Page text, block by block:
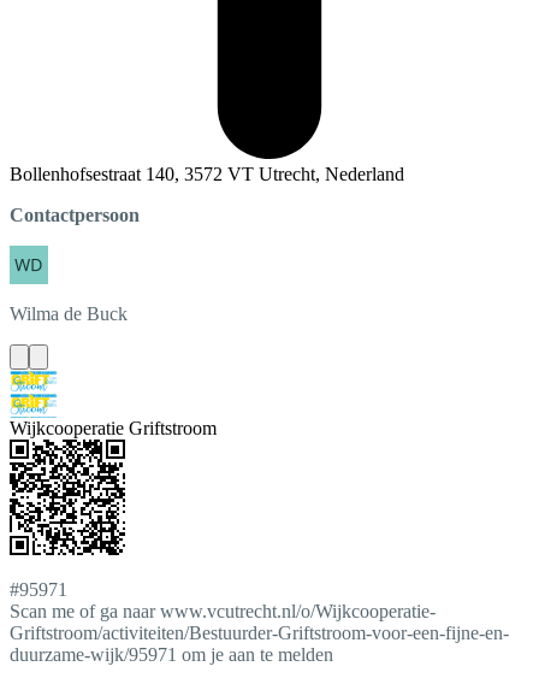
Bollenhofsestraat 140, 3572 VT Utrecht, Nederland
Contactpersoon
Wilma de Buck
Wijkcooperatie Griftstroom
#95971
Scan me of ga naar www.vcutrecht.nl/o/Wijkcooperatie-
Griftstroom/activiteiten/Bestuurder-Griftstroom-voor-een-fijne-en-
duurzame-wijk/95971 om je aan te melden